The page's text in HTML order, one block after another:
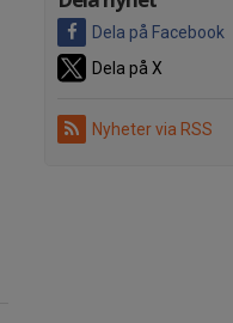
Dela på Facebook
Dela på X
Nyheter via RSS